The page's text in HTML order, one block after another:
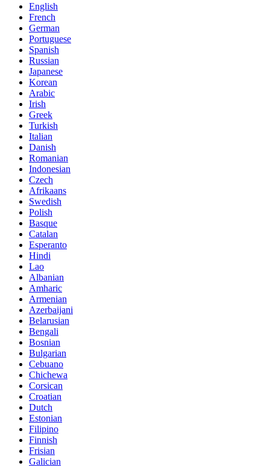
English
French
German
Portuguese
Spanish
Russian
Japanese
Korean
Arabic
Irish
Greek
Turkish
Italian
Danish
Romanian
Indonesian
Czech
Afrikaans
Swedish
Polish
Basque
Catalan
Esperanto
Hindi
Lao
Albanian
Amharic
Armenian
Azerbaijani
Belarusian
Bengali
Bosnian
Bulgarian
Cebuano
Chichewa
Corsican
Croatian
Dutch
Estonian
Filipino
Finnish
Frisian
Galician